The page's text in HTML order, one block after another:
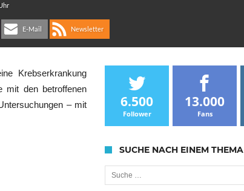
E-Mail Newsletter
Krebserkrankung
mit den betroffenen
– mit
6.500
Follower
13.000
Fans
SUCHE NACH EINEM THEMA
Suche nach: